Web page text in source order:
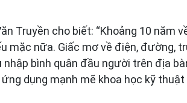
Truyền cho biết: “Khoảng 10
mặc nữa. Giấc mơ về điện,
bình quân đầu người trên địa
ứng dụng mạnh mẽ khoa học kỹ